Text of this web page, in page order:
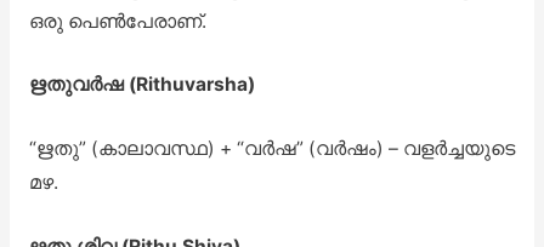
ഒരു പെൺപേരാണ്.
ഋതുവർഷ (Rithuvarsha)
“ഋതു” (കാലാവസ്ഥ) + “വർഷ” (വർഷം) – വളർച്ചയുടെ
മഴ.